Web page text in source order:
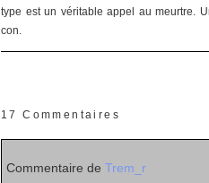
type est un véritable appel au meurtre.
con.
17 Commentaires
Commentaire de Trem_r